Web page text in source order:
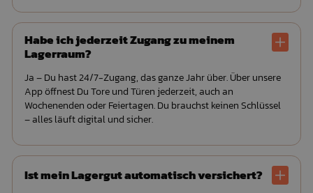
Habe ich jederzeit Zugang zu meinem
Lagerraum?
Ja – Du hast 24/7-Zugang, das ganze Jahr über. Über unsere
App öffnest Du Tore und Türen jederzeit, auch an
Wochenenden oder Feiertagen. Du brauchst keinen Schlüssel
– alles läuft digital und sicher.
Ist mein Lagergut automatisch versichert?